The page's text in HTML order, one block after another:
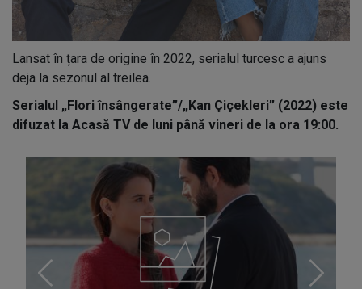
Lansat în țara de origine în 2022, serialul turcesc a ajuns
deja la sezonul al treilea.
Serialul „Flori însângerate”/„Kan Çiçekleri” (2022) este
difuzat la Acasă TV de luni până vineri de la ora 19:00.